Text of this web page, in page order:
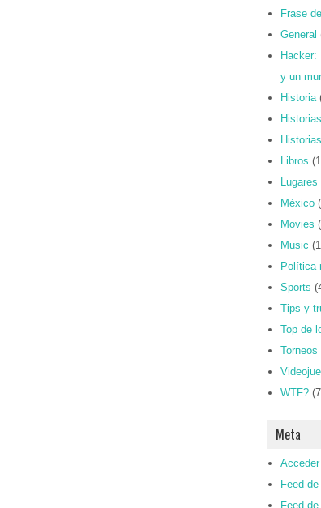
Frase
General
Hacker:
y un
Historia
Libros
México
Movies
Music
Política
Sports
Tips y
Top de
Torneos
WTF?
Meta
Acceder
Feed
Feed